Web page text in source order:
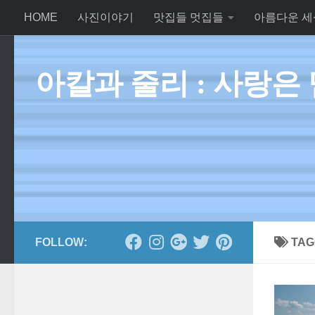
Skip to content
HOME 사진이야기 맛집들 멋집들 아름다운
아칼과 줄리 : 사랑은
FOLLOW: